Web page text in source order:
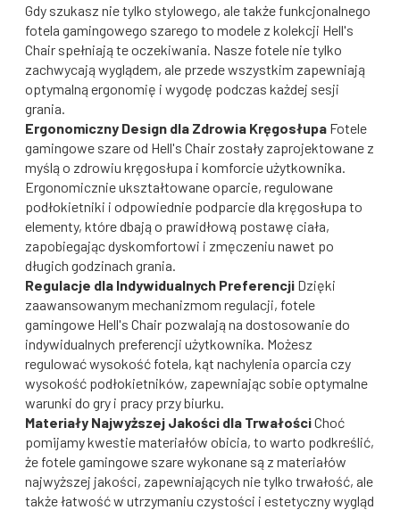
Gdy szukasz nie tylko stylowego, ale także funkcjonalnego
fotela gamingowego szarego to modele z kolekcji Hell's
Chair spełniają te oczekiwania. Nasze fotele nie tylko
zachwycają wyglądem, ale przede wszystkim zapewniają
optymalną ergonomię i wygodę podczas każdej sesji
grania.
Ergonomiczny Design dla Zdrowia Kręgosłupa Fotele
gamingowe szare od Hell's Chair zostały zaprojektowane z
myślą o zdrowiu kręgosłupa i komforcie użytkownika.
Ergonomicznie ukształtowane oparcie, regulowane
podłokietniki i odpowiednie podparcie dla kręgosłupa to
elementy, które dbają o prawidłową postawę ciała,
zapobiegając dyskomfortowi i zmęczeniu nawet po
długich godzinach grania.
Regulacje dla Indywidualnych Preferencji Dzięki
zaawansowanym mechanizmom regulacji, fotele
gamingowe Hell's Chair pozwalają na dostosowanie do
indywidualnych preferencji użytkownika. Możesz
regulować wysokość fotela, kąt nachylenia oparcia czy
wysokość podłokietników, zapewniając sobie optymalne
warunki do gry i pracy przy biurku.
Materiały Najwyższej Jakości dla TrwałościChoć
pomijamy kwestie materiałów obicia, to warto podkreślić,
że fotele gamingowe szare wykonane są z materiałów
najwyższej jakości, zapewniających nie tylko trwałość, ale
także łatwość w utrzymaniu czystości i estetyczny wygląd